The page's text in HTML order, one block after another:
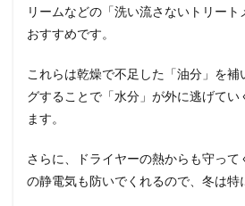
リームなどの「洗い流さないトリー
おすすめです。
これらは乾燥で不足した「油分」を補
グすることで「水分」が外に逃げてい
ます。
さらに、ドライヤーの熱からも守っ
の静電気も防いでくれるので、冬は特